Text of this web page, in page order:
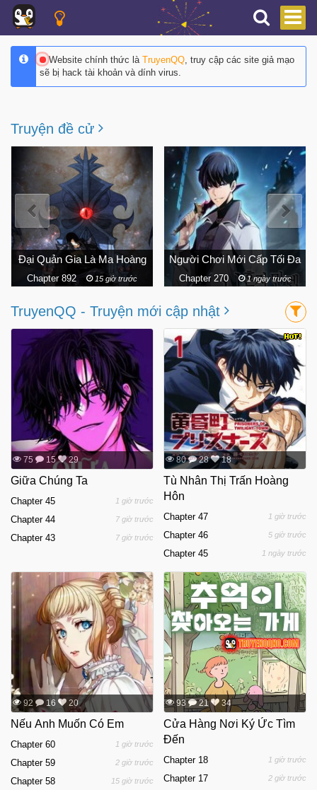
Website chính thức là TruyenQQ, truy cập các site giả mạo
sẽ bị hack tài khoản và dính virus.
Truyện đề cử
Người Chơi Mới Cấp Tối Đa
Chapter 270 1 ngày trước
Vũ Trang Siêu Nhiên
Chapter 242 11 ngày trước
TruyenQQ - Truyện mới cập nhật
75 15 29
Giữa Chúng Ta
Chapter 45 1 giờ trước
Chapter 44 7 giờ trước
Chapter 43 7 giờ trước
80 28 18
Tù Nhân Thị Trấn Hoàng
Hôn
Chapter 47 1 giờ trước
Chapter 46 5 giờ trước
Chapter 45 1 ngày trước
92 16 20
Nếu Anh Muốn Có Em
Chapter 60 1 giờ trước
Chapter 59 2 giờ trước
Chapter 58 15 giờ trước
93 21 34
Cửa Hàng Nơi Ký Ức Tìm
Đến
Chapter 18 1 giờ trước
Chapter 17 2 giờ trước